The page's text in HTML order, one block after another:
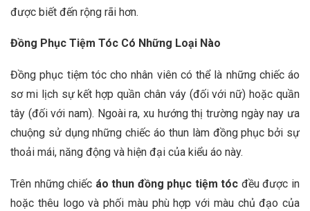
được biết đến rộng rãi hơn.
Đồng Phục Tiệm Tóc Có Những Loại Nào
Đồng phục tiệm tóc cho nhân viên có thể là những chiếc áo
sơ mi lịch sự kết hợp quần chân váy (đối với nữ) hoặc quần
tây (đối với nam). Ngoài ra, xu hướng thị trường ngày nay ưa
chuộng sử dụng những chiếc áo thun làm đồng phục bởi sự
thoải mái, năng động và hiện đại của kiểu áo này.
Trên những chiếc áo thun đồng phục tiệm tóc đều được in
hoặc thêu logo và phối màu phù hợp với màu chủ đạo của